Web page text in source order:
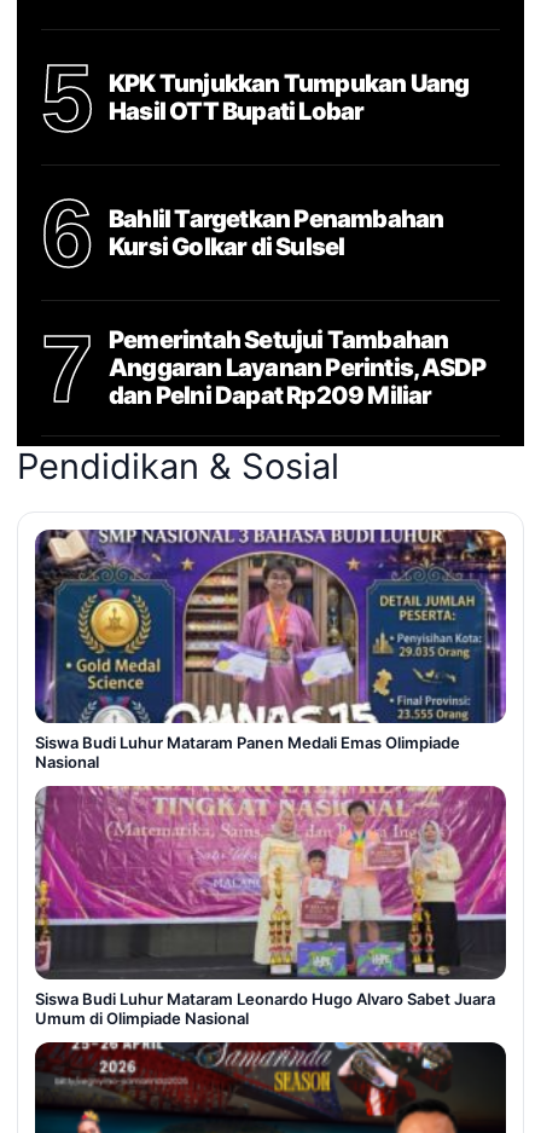
5
KPK Tunjukkan Tumpukan Uang
Hasil OTT Bupati Lobar
6
Bahlil Targetkan Penambahan
Kursi Golkar di Sulsel
7
Pemerintah Setujui Tambahan
Anggaran Layanan Perintis, ASDP
dan Pelni Dapat Rp209 Miliar
Pendidikan & Sosial
Siswa Budi Luhur Mataram Panen Medali Emas Olimpiade
Nasional
Siswa Budi Luhur Mataram Leonardo Hugo Alvaro Sabet Juara
Umum di Olimpiade Nasional